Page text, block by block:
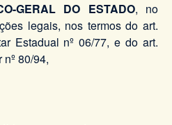
GERAL DO ESTADO, no
legais, nos termos do art.
Estadual nº 06/77, e do art.
80/94,